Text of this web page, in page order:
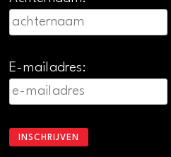
E-mailadres: